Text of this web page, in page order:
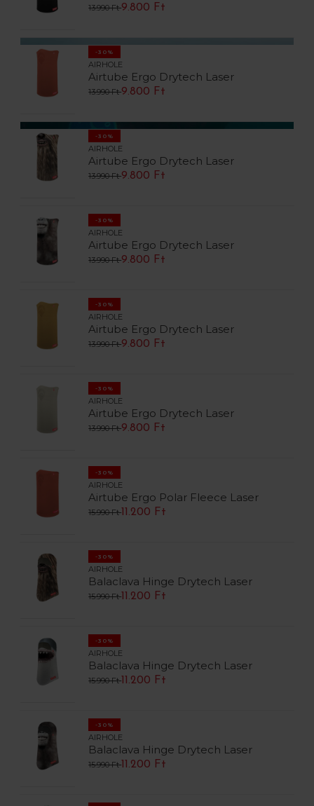
13.990 Ft9.800 Ft
-30%
AIRHOLE
Airtube Ergo Drytech Laser
13.990 Ft9.800 Ft
-30%
AIRHOLE
Airtube Ergo Drytech Laser
13.990 Ft9.800 Ft
-30%
AIRHOLE
Airtube Ergo Drytech Laser
13.990 Ft9.800 Ft
-30%
AIRHOLE
Airtube Ergo Drytech Laser
13.990 Ft9.800 Ft
-30%
AIRHOLE
Airtube Ergo Drytech Laser
13.990 Ft9.800 Ft
-30%
AIRHOLE
Airtube Ergo Polar Fleece Laser
15.990 Ft 11.200 Ft
-30%
AIRHOLE
Balaclava Hinge Drytech Laser
15.990 Ft 11.200 Ft
-30%
AIRHOLE
Balaclava Hinge Drytech Laser
15.990 Ft 11.200 Ft
-30%
AIRHOLE
Balaclava Hinge Drytech Laser
15.990 Ft 11.200 Ft